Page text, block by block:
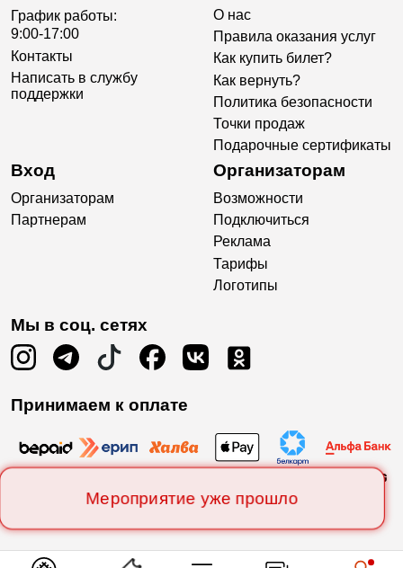
Мероприятие уже прошло
График работы:
9:00-17:00
Контакты
Написать в службу
поддержки
О нас
Правила оказания услуг
Как купить билет?
Как вернуть?
Политика безопасности
Точки продаж
Подарочные сертификаты
Вход
Организаторам
Партнерам
Организаторам
Возможности
Подключиться
Реклама
Тарифы
Логотипы
Мы в соц. сетях
Принимаем к оплате